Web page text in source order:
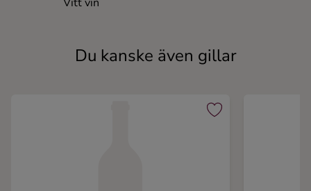
Du kanske även gillar